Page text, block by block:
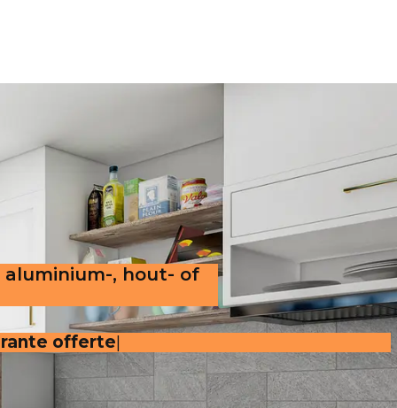
aluminium-, hout- of
offerte